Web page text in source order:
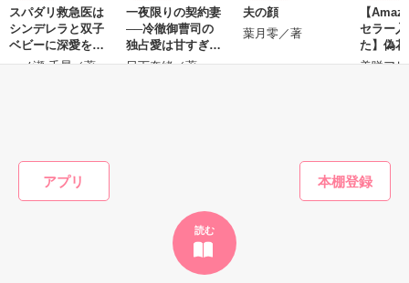
アプリ
読む
※表紙も作中使用の画像も全てフリー素材です。
※執筆期間2026.6.3〜7.20完結です。
※他サイトさんにて恋愛トレンド1位でした〜良かったら読ん
で頂けると嬉しいです。
スパダリ救急医は
シンデレラと双子
ベビーに深愛を注
ぐ
一ノ瀬 千景／著
一夜限りの契約妻
──冷徹御曹司の
独占愛は甘すぎて
逃げられない
日下奈緒／著
夫の顔
葉月零／著
【
セラー
た】偽
嫁ぎま
美咲ア